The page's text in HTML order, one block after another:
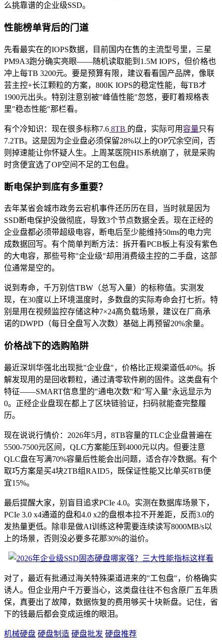
么挑靠谱的企业级SSD。
性能榜单背后的门道
先看最实在的IOPS数据，目前国内在售的主流型号里，三星
PM9A3跑分确实亮眼——随机读取能到1.5M IOPS，但价格也
冲上每TB 3200元。要是预算有限，建议看看国产品牌，像联
芸主控+长江颗粒的方案，800K IOPS的稳定性能，每TB才
1900元出头。特别注意别被"峰值性能"忽悠，要盯着规格表
里"稳态性能"那栏看。
有个冷知识：现在很多标称7.6 8TB 的盘，实际可用 容量只有
7.2TB。这是因为企业盘必须保留28%以上的OP冗余空间，否
则掉速能让你怀疑人生。上周某医院HIS系统崩了，就是采购
时贪便宜选了OP空间不足的工包盘。
断电保护到底有多重要？
去年某省会城市政务云宕机事件还历历在目，当时就是因为
SSD断电保护没做彻底，导致3个节点数据全丢。现在正经的
企业盘都必须带超级电容，断电后至少能维持50ms的电力完
成数据回写。有个简单判断方法：拆开看PCB板上有没有紫色
的大电容，那些号称"企业级"却用消费级主控的二手盘，这部
位通常是空的。
说到寿命，千万别信TBW（总写入量）的标称值。实测发
现，在30度以上环境温度时，多数盘的实际寿命会打七折。特
别是用在视频监控存储这种7×24高负载场景，建议在厂商承
诺的DWPD（每日全盘写入次数）基础上再预留20%余量。
价格战下的选购陷阱
最近深圳华强北出现批"企业盘"，价格比正规渠道低40%。拆
解发现用的是回收颗粒，通过清零软件刷的固件。这类盘有个
特征——SMART信息里的"通电次数"和"写入量"永远显示为
0。正经企业盘现在都上了区块链验证，扫码就能查完整履
历。
现在说说行情价：2026年5月，8TB容量的TLC企业盘普遍在
5500-7500元区间，QLC方案能压到4000元以内。但要注意
QLC盘在写满70%容量后性能会出问题，适合存冷数据。有个
取巧方案是买4块2TB组RAID5，既保证性能又比单买8TB便
宜15%。
最后提醒大家，别盲目追求PCIe 4.0。实测在数据库场景下，
PCIe 3.0 x4通道的盘和4.0 x2的盘根本拉不开差距，反而3.0的
发热量更低。除非是做AI训练这种需要连续读写8000MB/s以
上的场景，否则没必要多花那30%的溢价。
对了，最近有批通过海关特殊渠道进来的"工包盘"，价格确实
诱人。但企业用户千万要当心，这类盘往往不包含原厂五年质
保，真要出了故障，数据恢复的费用够买十块新盘。记住，省
下的钱最后都会变成运维的眼泪。
机械硬盘 硬盘制造 硬盘批发 硬盘推荐